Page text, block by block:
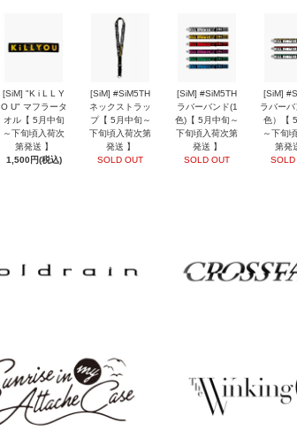
[SiM] "K i L L Y
O U" マフラータ
オル【 5月中旬
～下旬頃入荷次
第発送 】
1,500円(税込)
[SiM] #SiM5TH
ネックストラッ
プ【 5月中旬～
下旬頃入荷次第
発送 】
SOLD OUT
[SiM] #SiM5TH
ラバーバンド(1
色)【 5月中旬～
下旬頃入荷次第
発送 】
SOLD OUT
[SiM]
ラバー
色）【
～下旬
第発
SOLD